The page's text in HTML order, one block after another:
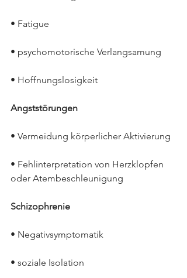
• Fatigue
• psychomotorische Verlangsamung
• Hoffnungslosigkeit
Angststörungen
• Vermeidung körperlicher Aktivierung
• Fehlinterpretation von Herzklopfen
oder Atembeschleunigung
Schizophrenie
• Negativsymptomatik
• soziale Isolation